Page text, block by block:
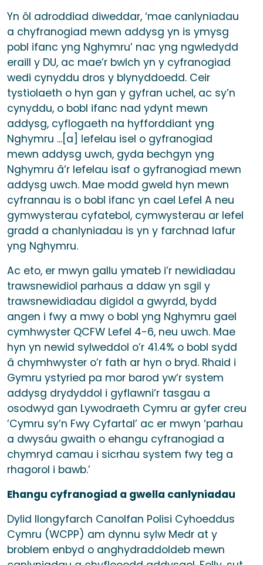
Yn ôl adroddiad diweddar, ‘mae canlyniadau
a chyfranogiad mewn addysg yn is ymysg
pobl ifanc yng Nghymru’ nac yng ngwledydd
eraill y DU, ac mae’r bwlch yn y cyfranogiad
wedi cynyddu dros y blynyddoedd. Ceir
tystiolaeth o hyn gan y gyfran uchel, ac sy’n
cynyddu, o bobl ifanc nad ydynt mewn
addysg, cyflogaeth na hyfforddiant yng
Nghymru ...[a] lefelau isel o gyfranogiad
mewn addysg uwch, gyda bechgyn yng
Nghymru â’r lefelau isaf o gyfranogiad mewn
addysg uwch. Mae modd gweld hyn mewn
cyfrannau is o bobl ifanc yn cael Lefel A neu
gymwysterau cyfatebol, cymwysterau ar lefel
gradd a chanlyniadau is yn y farchnad lafur
yng Nghymru.
Ac eto, er mwyn gallu ymateb i’r newidiadau
trawsnewidiol parhaus a ddaw yn sgil y
trawsnewidiadau digidol a gwyrdd, bydd
angen i fwy a mwy o bobl yng Nghymru gael
cymhwyster QCFW Lefel 4-6, neu uwch. Mae
hyn yn newid sylweddol o’r 41.4% o bobl sydd
â chymhwyster o’r fath ar hyn o bryd. Rhaid i
Gymru ystyried pa mor barod yw’r system
addysg drydyddol i gyflawni’r tasgau a
osodwyd gan Lywodraeth Cymru ar gyfer creu
’Cymru sy’n Fwy Cyfartal’ ac er mwyn ‘parhau
a dwysáu gwaith o ehangu cyfranogiad a
chymryd camau i sicrhau system fwy teg a
rhagorol i bawb.’
Ehangu cyfranogiad a gwella canlyniadau
Dylid llongyfarch Canolfan Polisi Cyhoeddus
Cymru (WCPP) am dynnu sylw Medr at y
broblem enbyd o anghydraddoldeb mewn